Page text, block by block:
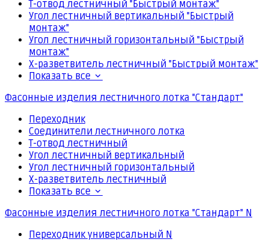
Т-отвод лестничный "Быстрый монтаж"
Угол лестничный вертикальный "Быстрый
монтаж"
Угол лестничный горизонтальный "Быстрый
монтаж"
Х-разветвитель лестничный "Быстрый монтаж"
Показать все
Фасонные изделия лестничного лотка "Стандарт"
Переходник
Соединители лестничного лотка
Т-отвод лестничный
Угол лестничный вертикальный
Угол лестничный горизонтальный
Х-разветвитель лестничный
Показать все
Фасонные изделия лестничного лотка "Стандарт" N
Переходник универсальный N